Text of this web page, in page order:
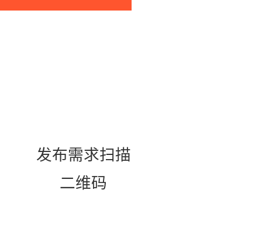
发布需求扫描
二维码